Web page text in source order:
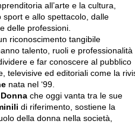
all’arte e la cultura,
sport e allo spettacolo, dalle
delle professioni.
riconoscimento tangibile
talento, ruoli e professionalità
e far conoscere al pubblico
televisive ed editoriali come la
nata nel ‘99.
che oggi vanta tra le sue
di riferimento, sostiene la
della donna nella società,